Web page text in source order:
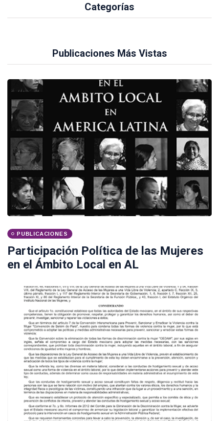
Categorías
Publicaciones Más Vistas
PUBLICACIONES
Participación Política de las Mujeres
en el Ámbito Local en AL